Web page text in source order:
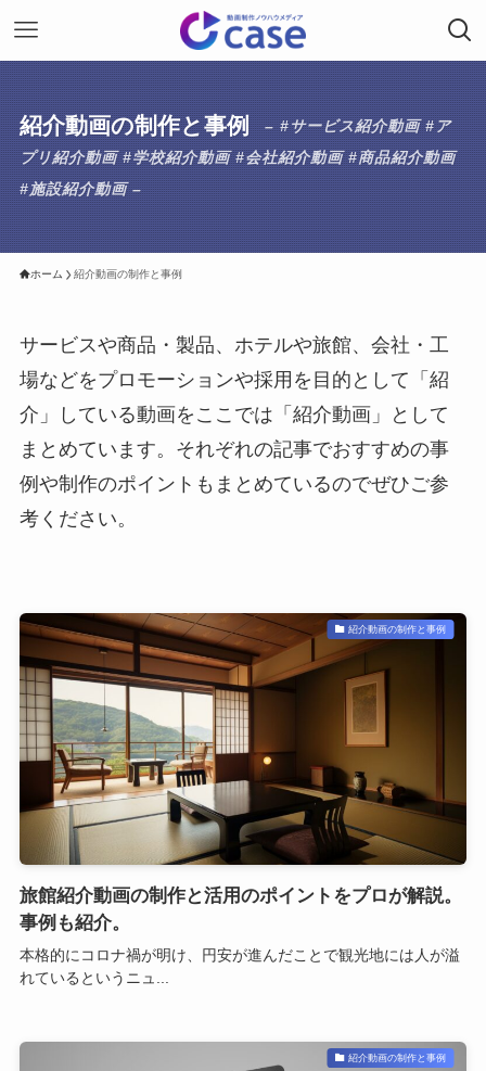
紹介動画の制作と事例
– #サービス紹介動画 #ア
プリ紹介動画 #学校紹介動画 #会社紹介動画 #商品紹介動画
#施設紹介動画 –
ホーム 紹介動画の制作と事例
サービスや商品・製品、ホテルや旅館、会社・工
場などをプロモーションや採用を目的として「紹
介」している動画をここでは「紹介動画」として
まとめています。それぞれの記事でおすすめの事
例や制作のポイントもまとめているのでぜひご参
考ください。
紹介動画の制作と事例
旅館紹介動画の制作と活用のポイントをプロが解説。
事例も紹介。
本格的にコロナ禍が明け、円安が進んだことで観光地には人が溢
れているというニュ...
紹介動画の制作と事例